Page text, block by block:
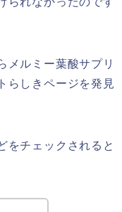
メルミー葉酸サプリ
らしきページを発見
をチェックされると